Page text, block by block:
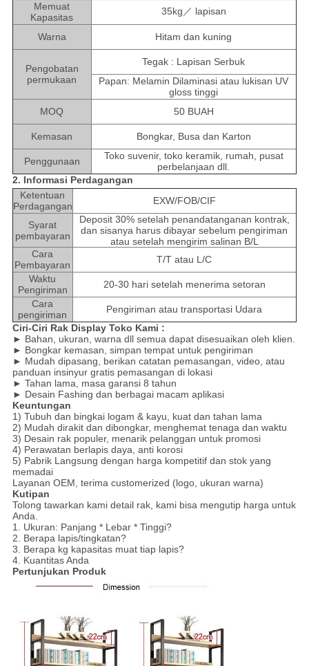
Memuat
Kapasitas
35kg／ lapisan
Warna Hitam dan kuning
Pengobatan
permukaan
Tegak : Lapisan Serbuk
Papan: Melamin Dilaminasi atau lukisan UV
gloss tinggi
MOQ
50 BUAH
Kemasan Bongkar, Busa dan Karton
Penggunaan
Toko suvenir, toko keramik, rumah, pusat
perbelanjaan dll.
2. Informasi Perdagangan
Ketentuan
Perdagangan
EXW/FOB/CIF
Syarat
pembayaran
Deposit 30% setelah penandatanganan kontrak,
dan sisanya harus dibayar sebelum pengiriman
atau setelah mengirim salinan B/L
Cara
Pembayaran
T/T atau L/C
Waktu
Pengiriman
20-30 hari setelah menerima setoran
Cara
pengiriman
Pengiriman atau transportasi Udara
Ciri-Ciri Rak Display Toko Kami :
► Bahan, ukuran, warna dll semua dapat disesuaikan oleh klien.
► Bongkar kemasan, simpan tempat untuk pengiriman
► Mudah dipasang, berikan catatan pemasangan, video, atau
panduan insinyur gratis pemasangan di lokasi
► Tahan lama, masa garansi 8 tahun
► Desain Fashing dan berbagai macam aplikasi
Keuntungan
1) Tubuh dan bingkai logam & kayu, kuat dan tahan lama
2) Mudah dirakit dan dibongkar, menghemat tenaga dan waktu
3) Desain rak populer, menarik pelanggan untuk promosi
4) Perawatan berlapis daya, anti korosi
5) Pabrik Langsung dengan harga kompetitif dan stok yang
memadai
Layanan OEM, terima customerized (logo, ukuran warna)
Kutipan
Tolong tawarkan kami detail rak, kami bisa mengutip harga untuk
Anda.
1. Ukuran: Panjang * Lebar * Tinggi?
2. Berapa lapis/tingkatan?
3. Berapa kg kapasitas muat tiap lapis?
4. Kuantitas Anda
Pertunjukan Produk